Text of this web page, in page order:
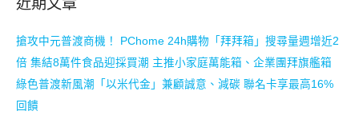
近期文章
搶攻中元普渡商機！ PChome 24h購物「拜拜箱」搜尋量週增近2
倍 集結8萬件食品迎採買潮 主推小家庭萬能箱、企業團拜旗艦箱
綠色普渡新風潮「以米代金」兼顧誠意、減碳 聯名卡享最高16%
回饋